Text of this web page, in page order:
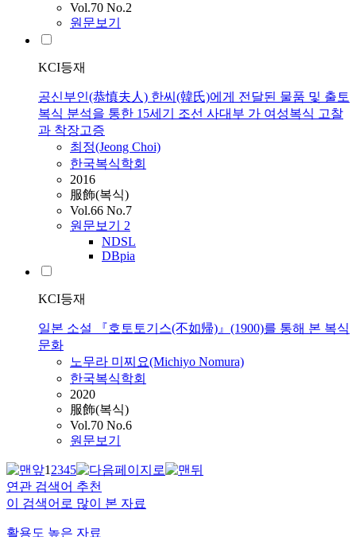
Vol.70 No.2
원문보기
KCI등재
공신부인(恭慎夫人) 한씨(韓氏)에게 전달된 물품 및 출토
복식 분석을 통한 15세기 조선 사대부 가 여성복식 고찰
과 착장고증
최정(Jeong Choi)
한국복식학회
2016
服飾(복식)
Vol.66 No.7
원문보기 2
NDSL
DBpia
KCI등재
일본 소설 『호토토기스(不如帰)』(1900)를 통해 본 복식
문화
노무라 미찌요(Michiyo Nomura)
한국복식학회
2020
服飾(복식)
Vol.70 No.6
원문보기
12345
연관 검색어 추천
이 검색어로 많이 본 자료
활용도 높은 자료